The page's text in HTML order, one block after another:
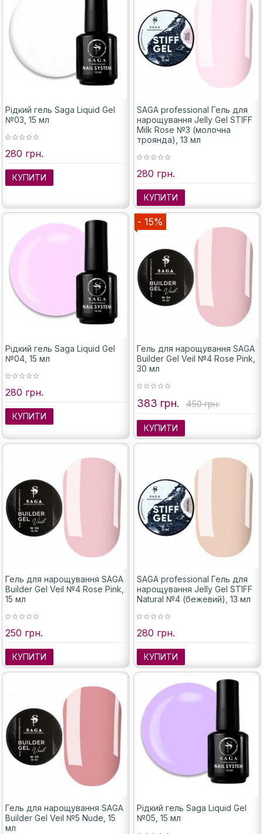
Рідкий гель Saga Liquid Gel
№03, 15 мл
280 грн.
КУПИТИ
SAGA professional Гель для
нарощування Jelly Gel STIFF
Milk Rose №3 (молочна
троянда), 13 мл
280 грн.
КУПИТИ
Рідкий гель Saga Liquid Gel
№04, 15 мл
280 грн.
КУПИТИ
- 15%
Гель для нарощування SAGA
Builder Gel Veil №4 Rose Pink,
30 мл
383 грн. 450 грн.
КУПИТИ
Гель для нарощування SAGA
Builder Gel Veil №4 Rose Pink,
15 мл
250 грн.
КУПИТИ
SAGA professional Гель для
нарощування Jelly Gel STIFF
Natural №4 (бежевий), 13 мл
280 грн.
КУПИТИ
Гель для нарощування SAGA
Builder Gel Veil №5 Nude, 15
мл
Рідкий гель Saga Liquid Gel
№05, 15 мл